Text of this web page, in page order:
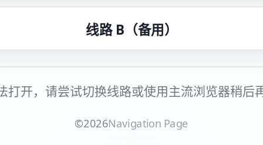
线路 B（备用）
打开，请尝试切换线路或使用主流浏览器稍后
©2026Navigation Page